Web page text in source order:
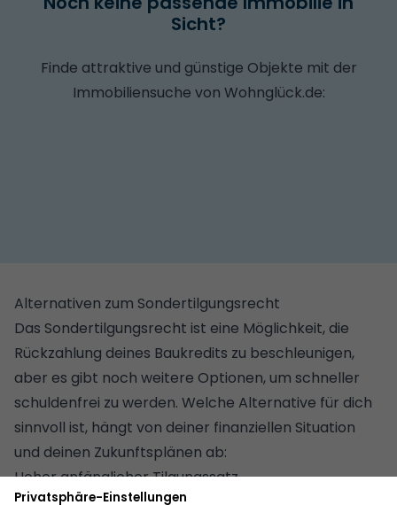
Sicht?
Finde attraktive und günstige Objekte mit der
Immobiliensuche von Wohnglück.de:
Alternativen zum Sondertilgungsrecht
Das Sondertilgungsrecht ist eine Möglichkeit, die
Rückzahlung deines Baukredits zu beschleunigen,
aber es gibt noch weitere Optionen, um schneller
schuldenfrei zu werden. Welche Alternative für dich
sinnvoll ist, hängt von deiner finanziellen Situation
und deinen Zukunftsplänen ab:
Hoher anfänglicher Tilgungssatz